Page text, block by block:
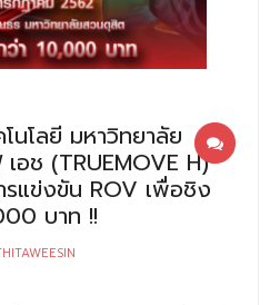
นโลยี มหาวิทยาลัย
ช (TRUEMOVE H)
รแข่งขัน ROV เพื่อชิง
บาท !!